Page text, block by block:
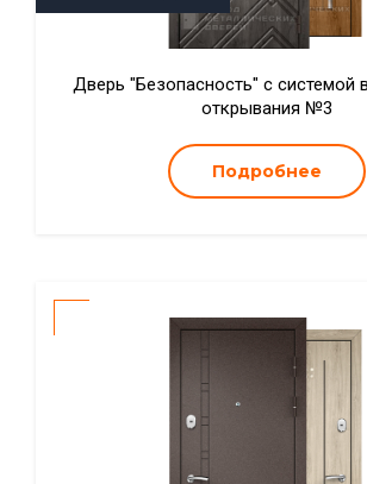
Дверь "Безопасность" с системой
открывания №3
Подробнее